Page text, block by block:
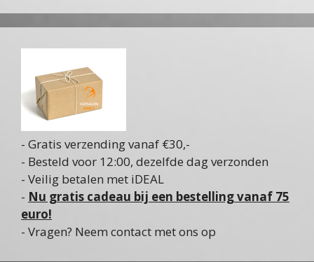
- Gratis verzending vanaf €30,-
- Besteld voor 12:00, dezelfde dag verzonden
- Veilig betalen met iDEAL
- Nu gratis cadeau bij een bestelling vanaf 75
euro!
- Vragen? Neem contact met ons op